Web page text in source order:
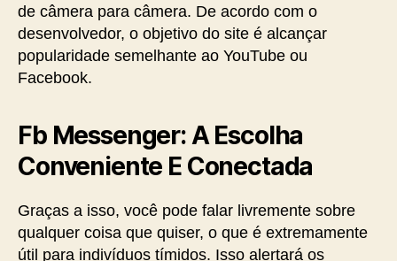
de câmera para câmera. De acordo com o
desenvolvedor, o objetivo do site é alcançar
popularidade semelhante ao YouTube ou
Facebook.
Fb Messenger: A Escolha
Conveniente E Conectada
Graças a isso, você pode falar livremente sobre
qualquer coisa que quiser, o que é extremamente
útil para indivíduos tímidos. Isso alertará os